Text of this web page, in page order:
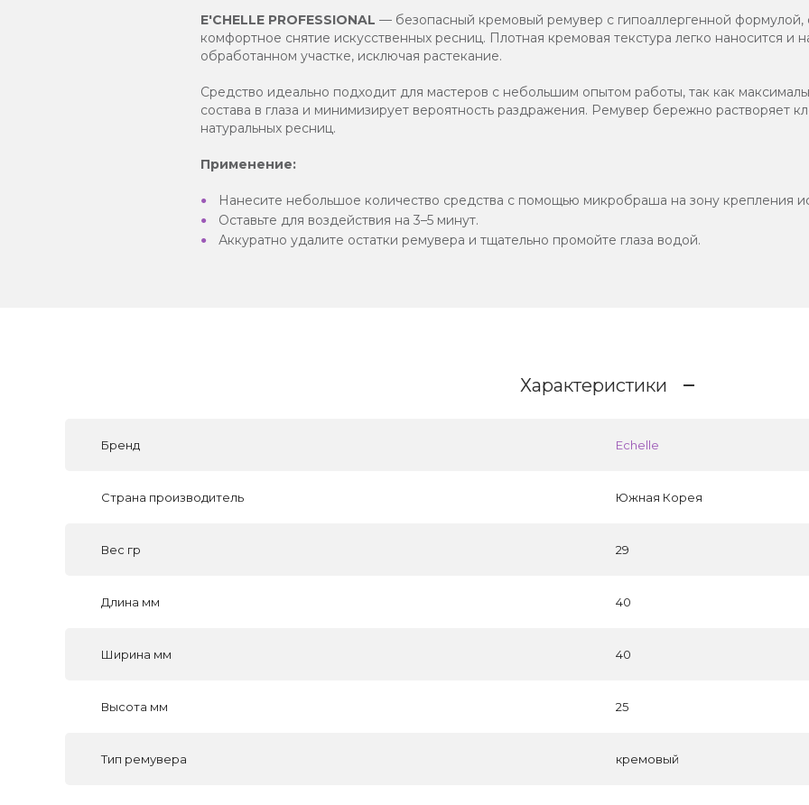
E'CHELLE PROFESSIONAL — безопасный кремовый ремувер с гипоаллергенной
комфортное снятие искусственных ресниц. Плотная кремовая текстура легко наносится и
обработанном участке, исключая растекание.
Средство идеально подходит для мастеров с небольшим опытом работы, так как
состава в глаза и минимизирует вероятность раздражения. Ремувер бережно растворяет
натуральных ресниц.
Применение:
Нанесите небольшое количество средства с помощью микробраша на зону крепления
Оставьте для воздействия на 3–5 минут.
Аккуратно удалите остатки ремувера и тщательно промойте глаза водой.
Характеристики
Бренд Echelle
Страна производитель Южная Корея
Вес гр 29
Длина мм 40
Ширина мм 40
Высота мм 25
Тип ремувера кремовый